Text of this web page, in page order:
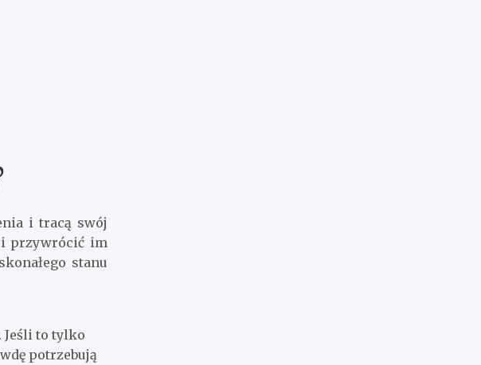
i tracą swój
i przywrócić im
stanu
Jeśli to tylko
potrzebują